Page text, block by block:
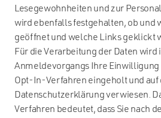
Lesegewohnheiten und zur
wird ebenfalls festgehalten, ob und
geöffnet und welche Links geklickt
Für die Verarbeitung der Daten wird
Anmeldevorgangs Ihre Einwilligung
Opt-In-Verfahren eingeholt und auf
Datenschutzerklärung verwiesen.
Verfahren bedeutet, dass Sie nach